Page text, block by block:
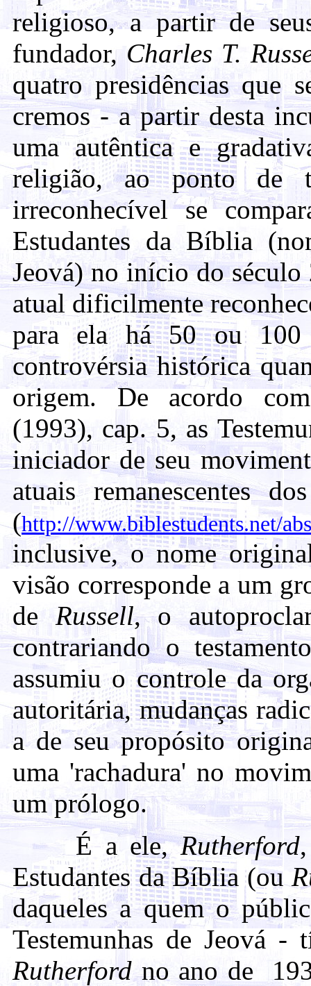
religioso, a partir de
fundador, Charles T.
quatro presidências que
cremos - a partir desta
uma autêntica e
religião, ao ponto de
irreconhecível se
Estudantes da Bíblia
Jeová) no início do século
atual dificilmente
para ela há 50 ou 100
controvérsia histórica
origem. De acordo
(1993), cap. 5, as
iniciador de seu
atuais remanescentes
(http://www.biblestudents.net/
inclusive, o nome
visão corresponde a um
de Russell, o
contrariando o
assumiu o controle da
autoritária, mudanças
a de seu propósito
uma 'rachadura' no
um prólogo.
É a ele,Rutherford
Estudantes da Bíblia (ou
daqueles a quem o
Testemunhas de Jeová
Rutherfordno ano de